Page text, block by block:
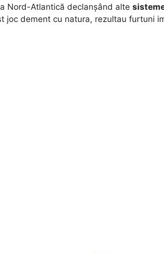
Nord-Atlantică declanșând alte
joc dement cu natura, rezultau furtuni